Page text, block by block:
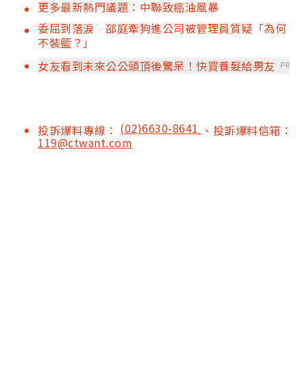
更多最新熱門議題：中聯致癌油風暴
委屈到落淚 邵庭牽狗進公司被管理員質疑「為何
不裝籃？」
女友看到未來公公頭頂後驚呆！快買養髮給男友
PR
投訴爆料專線： (02)6630-8641 、投訴爆料信箱：
119@ctwant.com